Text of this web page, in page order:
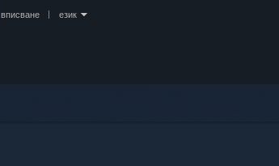
вписване език